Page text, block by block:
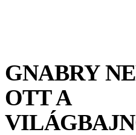
GNABRY
OTT A